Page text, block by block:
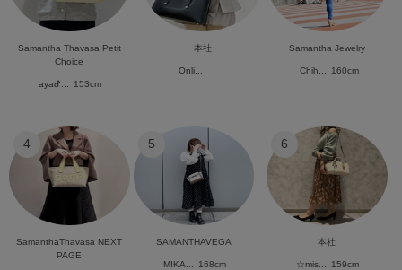
Samantha Thavasa Petit
Choice
ayaᕷ... 153cm
本社
Onli...
Samantha Jewelry
Chih... 160cm
4
SamanthaThavasa NEXT
PAGE
5
SAMANTHAVEGA
MIKA... 168cm
6
本社
☆mis... 159cm